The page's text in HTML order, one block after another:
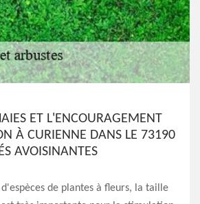
ET L'ENCOURAGEMENT
À CURIENNE DANS LE 73190
AVOISINANTES
de plantes à fleurs, la taille